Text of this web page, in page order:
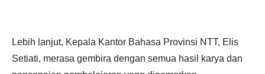
Lebih lanjut, Kepala Kantor Bahasa Provinsi NTT, Elis
Setiati, merasa gembira dengan semua hasil karya dan